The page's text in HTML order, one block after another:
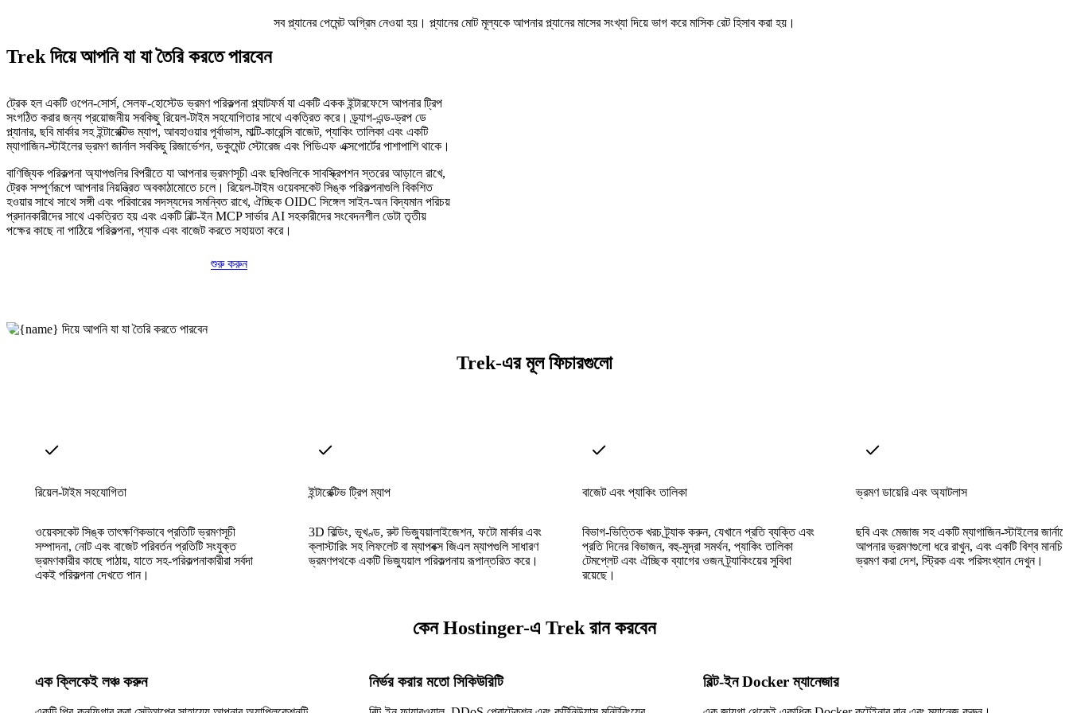
সব প্ল্যানের পেমেন্ট অগ্রিম নেওয়া হয়। প্ল্যানের মোট মূল্যকে আপনার প্ল্যানের মাসের সংখ্যা দিয়ে ভাগ করে মাসিক রেট হিসাব করা হয়।
Trek দিয়ে আপনি যা যা তৈরি করতে পারবেন
ট্রেক হল একটি ওপেন-সোর্স, সেলফ-হোস্টেড ভ্রমণ পরিকল্পনা প্ল্যাটফর্ম যা একটি একক ইন্টারফেসে আপনার ট্রিপ
সংগঠিত করার জন্য প্রয়োজনীয় সবকিছু রিয়েল-টাইম সহযোগিতার সাথে একত্রিত করে। ড্র্যাগ-এন্ড-ড্রপ ডে
প্ল্যানার, ছবি মার্কার সহ ইন্টারেক্টিভ ম্যাপ, আবহাওয়ার পূর্বাভাস, মাল্টি-কারেন্সি বাজেট, প্যাকিং তালিকা এবং একটি
ম্যাগাজিন-স্টাইলের ভ্রমণ জার্নাল সবকিছু রিজার্ভেশন, ডকুমেন্ট স্টোরেজ এবং পিডিএফ এক্সপোর্টের পাশাপাশি থাকে।
বাণিজ্যিক পরিকল্পনা অ্যাপগুলির বিপরীতে যা আপনার ভ্রমণসূচী এবং ছবিগুলিকে সাবস্ক্রিপশন স্তরের আড়ালে রাখে,
ট্রেক সম্পূর্ণরূপে আপনার নিয়ন্ত্রিত অবকাঠামোতে চলে। রিয়েল-টাইম ওয়েবসকেট সিঙ্ক পরিকল্পনাগুলি বিকশিত
হওয়ার সাথে সাথে সঙ্গী এবং পরিবারের সদস্যদের সমন্বিত রাখে, ঐচ্ছিক OIDC সিঙ্গেল সাইন-অন বিদ্যমান পরিচয়
প্রদানকারীদের সাথে একত্রিত হয় এবং একটি বিল্ট-ইন MCP সার্ভার AI সহকারীদের সংবেদনশীল ডেটা তৃতীয়
পক্ষের কাছে না পাঠিয়ে পরিকল্পনা, প্যাক এবং বাজেট করতে সহায়তা করে।
শুরু করুন
Trek-এর মূল ফিচারগুলো
রিয়েল-টাইম সহযোগিতা
ওয়েবসকেট সিঙ্ক তাৎক্ষণিকভাবে প্রতিটি ভ্রমণসূচী
সম্পাদনা, নোট এবং বাজেট পরিবর্তন প্রতিটি সংযুক্ত
ভ্রমণকারীর কাছে পাঠায়, যাতে সহ-পরিকল্পনাকারীরা সর্বদা
একই পরিকল্পনা দেখতে পান।
ইন্টারেক্টিভ ট্রিপ ম্যাপ
3D বিল্ডিং, ভূখণ্ড, রুট ভিজ্যুয়ালাইজেশন, ফটো মার্কার এবং
ক্লাস্টারিং সহ লিফলেট বা ম্যাপবক্স জিএল ম্যাপগুলি সাধারণ
ভ্রমণপথকে একটি ভিজ্যুয়াল পরিকল্পনায় রূপান্তরিত করে।
বাজেট এবং প্যাকিং তালিকা
বিভাগ-ভিত্তিক খরচ ট্র্যাক করুন, যেখানে প্রতি ব্যক্তি এবং
প্রতি দিনের বিভাজন, বহু-মুদ্রা সমর্থন, প্যাকিং তালিকা
টেমপ্লেট এবং ঐচ্ছিক ব্যাগের ওজন ট্র্যাকিংয়ের সুবিধা
রয়েছে।
ভ্রমণ ডায়েরি এবং অ্যাটলাস
ছবি এবং মেজাজ সহ একটি ম্যাগাজিন-স্টাইলের জার্নালে
আপনার ভ্রমণগুলো ধরে রাখুন, এবং একটি বিশ্ব
ভ্রমণ করা দেশ, স্ট্রিক এবং পরিসংখ্যান দেখুন।
কেন Hostinger-এ Trek রান করবেন
এক ক্লিকেই লঞ্চ করুন নির্ভর করার মতো সিকিউরিটি বিল্ট-ইন Docker ম্যানেজার